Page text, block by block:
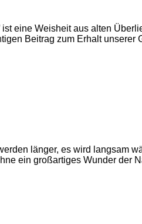
eine Weisheit aus alten
Beitrag zum Erhalt
länger, es wird langsam
ein großartiges Wunder